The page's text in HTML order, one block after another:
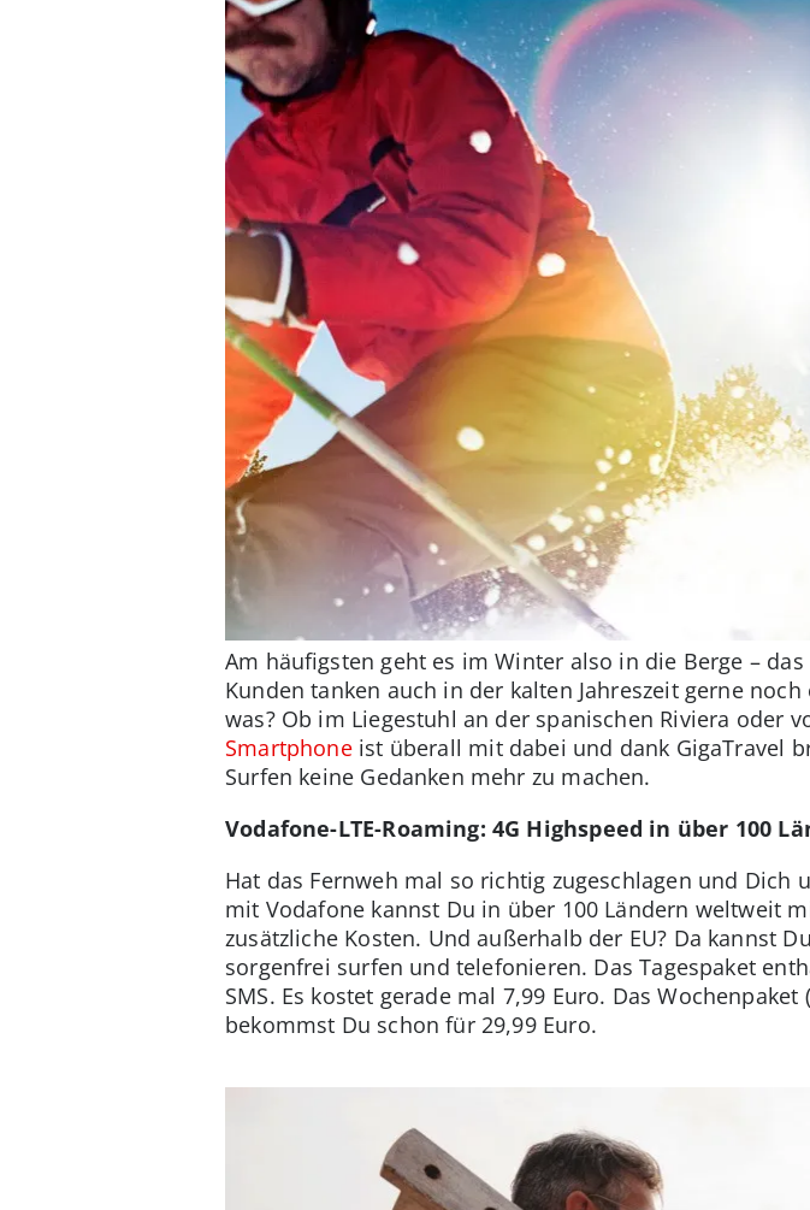
Am häufigsten geht es im Winter also in die Berge –
Kunden tanken auch in der kalten Jahreszeit gerne
was? Ob im Liegestuhl an der spanischen Riviera oder
Smartphoneist überall mit dabei und dank GigaTravel
Surfen keine Gedanken mehr zu machen.
Vodafone-LTE-Roaming: 4G Highspeed in über 100
Hat das Fernweh mal so richtig zugeschlagen und
mit Vodafone kannst Du in über 100 Ländern weltweit
zusätzliche Kosten. Und außerhalb der EU? Da kannst
sorgenfrei surfen und telefonieren. Das Tagespaket
SMS. Es kostet gerade mal 7,99 Euro. Das
bekommst Du schon für 29,99 Euro.